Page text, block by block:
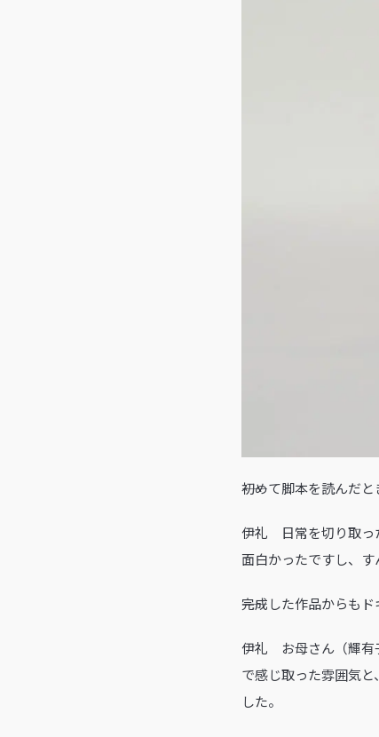
――初めて脚本を読んだ
伊礼 日常を切り取っ
面白かったですし、す
――完成した作品からも
伊礼 お母さん（輝有
で感じ取った雰囲気
した。